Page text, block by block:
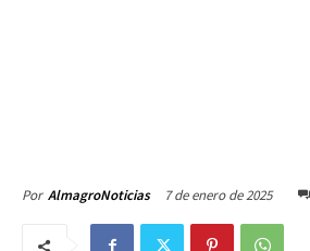
Por AlmagroNoticias 7 de enero de 2025